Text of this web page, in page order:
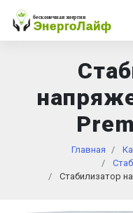
Главная
Стабилизатор